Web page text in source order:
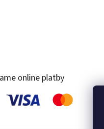
online platby